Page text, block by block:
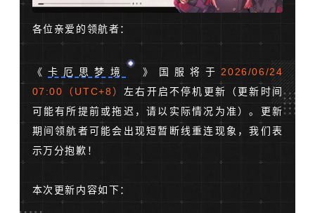
各位亲爱的领航者：
《 卡厄思梦境 》国服将于 2026/06/24
07:00（UTC+8） 左右开启不停机更新（更新时间
可能有所提前或拖迟，请以实际情况为准）。更新
期间领航者可能会出现短暂断线重连现象，我们表
示万分抱歉！
本次更新内容如下：